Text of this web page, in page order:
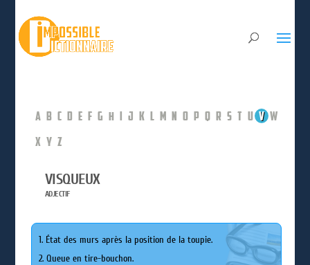
A B C D E F G H I J K L M N O P Q R S T U V W
X Y Z
VISQUEUX
ADJECTIF
1. État des murs après la position de la toupie.
2. Queue en tire-bouchon.